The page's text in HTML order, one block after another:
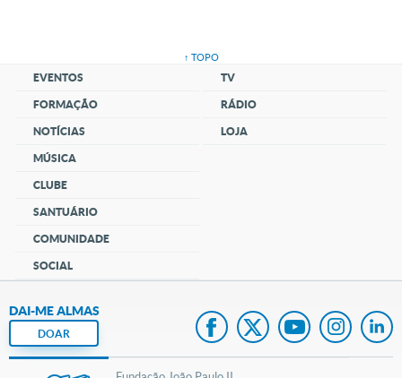
↑ TOPO
EVENTOS
FORMAÇÃO
NOTÍCIAS
MÚSICA
CLUBE
SANTUÁRIO
COMUNIDADE
SOCIAL
TV
RÁDIO
LOJA
DAI-ME ALMAS
DOAR